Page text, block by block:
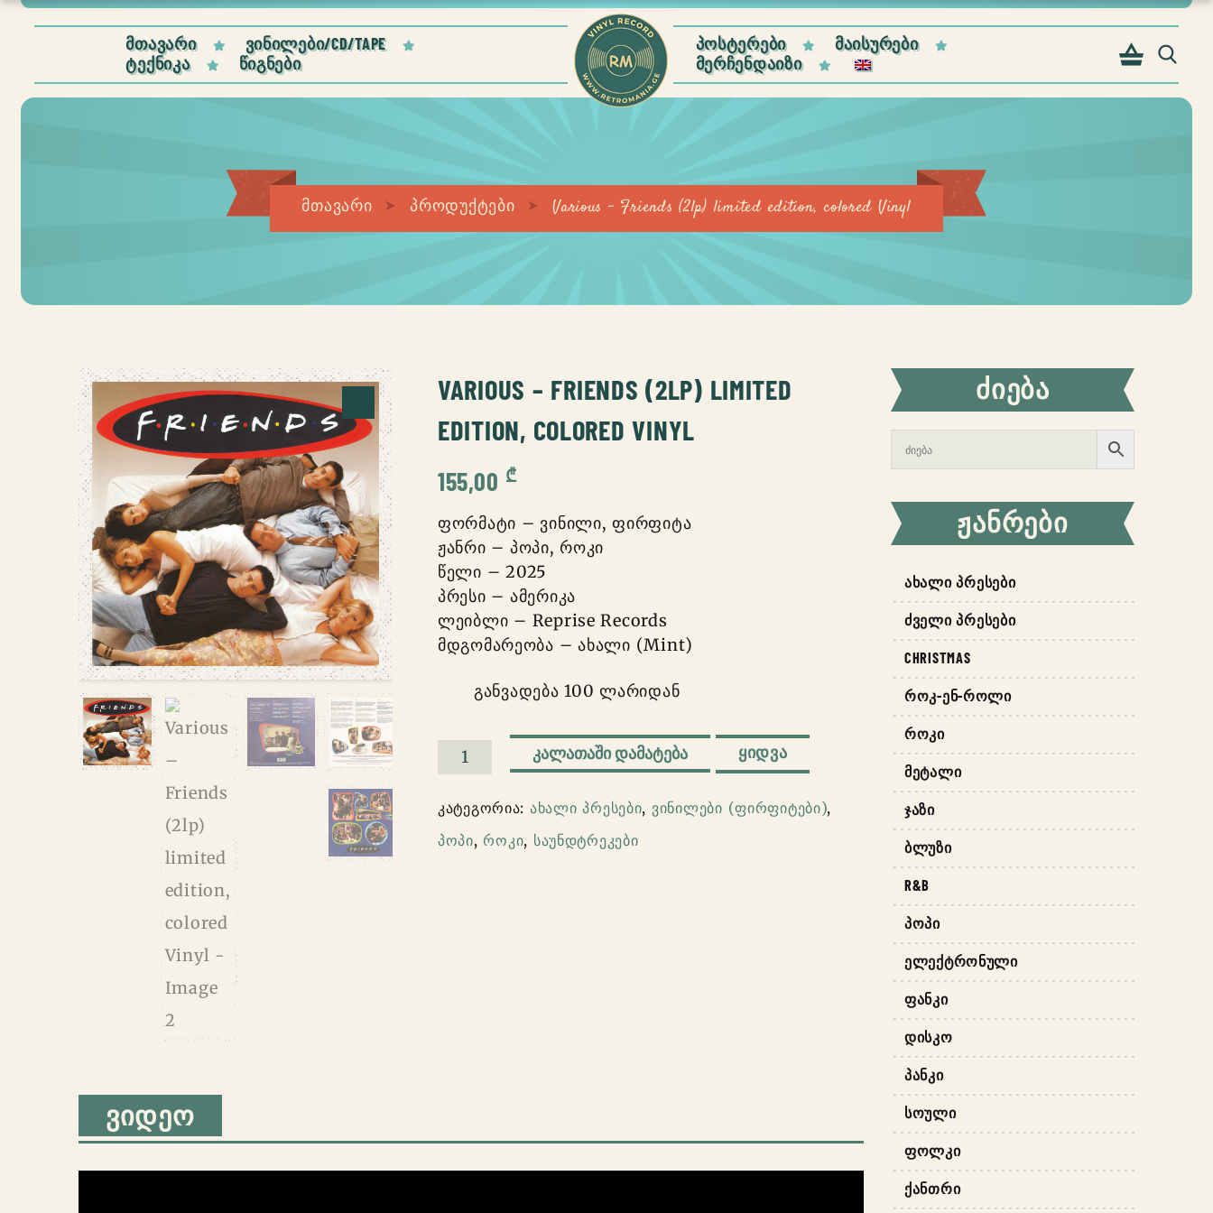
ᲛᲗᲐᲕᲐᲠᲘ
ᲕᲘᲜᲘᲚᲔᲑᲘ/CD/TAPE
ᲢᲔᲥᲜᲘᲙᲐ
ᲬᲘᲒᲜᲔᲑᲘ
ᲞᲝᲡᲢᲔᲠᲔᲑᲘ
ᲛᲐᲘᲡᲣᲠᲔᲑᲘ
ᲛᲔᲠᲩᲔᲜᲓᲐᲘᲖᲘ
მთავარი პროდუქტები Various ‎– Friends (2lp) limited edition, colored Vinyl
ᲫᲘᲔᲑᲐ
ᲟᲐᲜᲠᲔᲑᲘ
ᲐᲮᲐᲚᲘ ᲞᲠᲔᲡᲔᲑᲘ
ᲫᲕᲔᲚᲘ ᲞᲠᲔᲡᲔᲑᲘ
CHRISTMAS
ᲠᲝᲙ-ᲔᲜ-ᲠᲝᲚᲘ
ᲠᲝᲙᲘ
ᲛᲔᲢᲐᲚᲘ
ᲯᲐᲖᲘ
ᲑᲚᲣᲖᲘ
R&B
ᲞᲝᲞᲘ
ᲔᲚᲔᲥᲢᲠᲝᲜᲣᲚᲘ
ᲤᲐᲜᲙᲘ
ᲓᲘᲡᲙᲝ
ᲞᲐᲜᲙᲘ
ᲡᲝᲣᲚᲘ
ᲤᲝᲚᲙᲘ
ᲥᲐᲜᲗᲠᲘ
VARIOUS ‎– FRIENDS (2LP) LIMITED
EDITION, COLORED VINYL
155,00 ₾
ფორმატი – ვინილი, ფირფიტა
ჟანრი – პოპი, როკი
წელი – 2025
პრესი – ამერიკა
ლეიბლი – Reprise Records
მდგომარეობა – ახალი (Mint)
განვადება 100 ლარიდან
რაოდენობა:
‎–
Friends
ᲙᲐᲚᲐᲗᲐᲨᲘ ᲓᲐᲛᲐᲢᲔᲑᲐ ᲧᲘᲓᲕᲐ
კატეგორია: ახალი პრესები, ვინილები (ფირფიტები),
პოპი,როკი, საუნდტრეკები
ᲕᲘᲓᲔᲝ